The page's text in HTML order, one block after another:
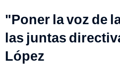
"Poner la voz de
las juntas
López